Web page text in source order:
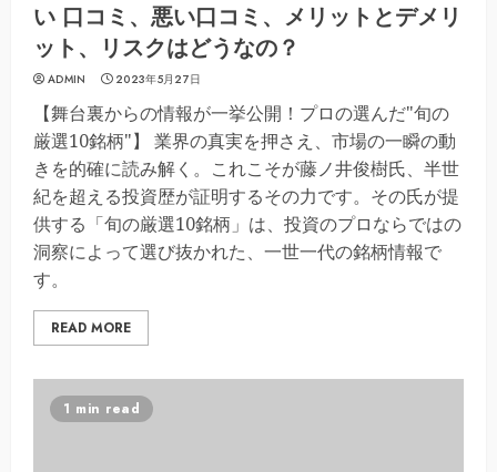
い 口コミ、悪い口コミ、メリットとデメリ
ット、リスクはどうなの？
ADMIN 2023年5月27日
【舞台裏からの情報が一挙公開！プロの選んだ"旬の
厳選10銘柄"】 業界の真実を押さえ、市場の一瞬の動
きを的確に読み解く。これこそが藤ノ井俊樹氏、半世
紀を超える投資歴が証明するその力です。その氏が提
供する「旬の厳選10銘柄」は、投資のプロならではの
洞察によって選び抜かれた、一世一代の銘柄情報で
す。
READ MORE
1 min read